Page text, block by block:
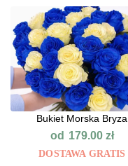
Bukiet Morska Bryza
od 179.00 zł
DOSTAWA GRATIS